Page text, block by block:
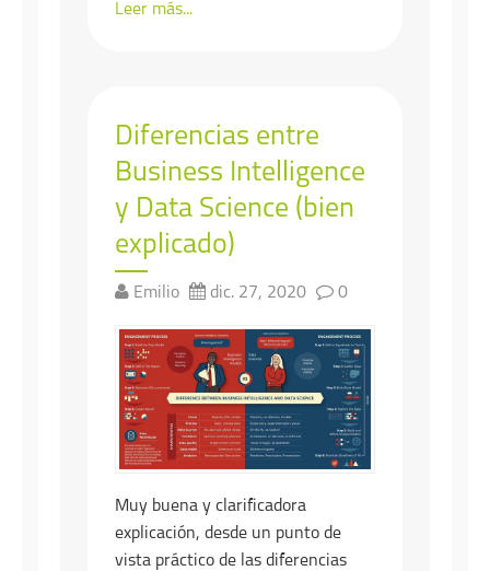
Leer más...
Diferencias entre
Business Intelligence
y Data Science (bien
explicado)
Emilio dic. 27, 2020 0
Muy buena y clarificadora
explicación, desde un punto de
vista práctico de las diferencias